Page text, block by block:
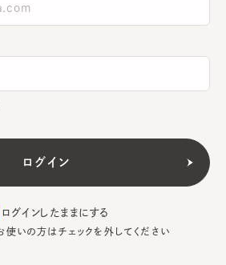
ログインしたままにする
いの方はチェックを外してください